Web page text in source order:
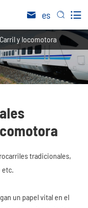
 es  
Carril y locomotora
tradicionales,
etc.
un papel vital en el